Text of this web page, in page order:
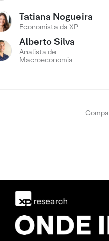
Tatiana Nogueira
Economista da XP
Alberto Silva
Analista de
Macroeconomia